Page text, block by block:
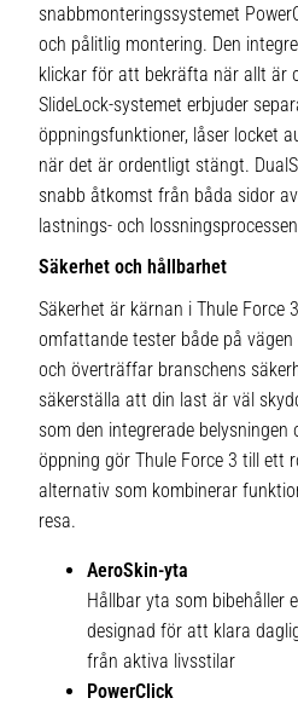
snabbmonteringssystemet
och pålitlig montering. Den
klickar för att bekräfta när allt är
SlideLock-systemet erbjuder
öppningsfunktioner, låser locket
när det är ordentligt stängt.
snabb åtkomst från båda sidor
lastnings- och
Säkerhet och hållbarhet
Säkerhet är kärnan i Thule Force
omfattande tester både på vägen
och överträffar branschens
säkerställa att din last är väl
som den integrerade
öppning gör Thule Force 3 till ett
alternativ som kombinerar
resa.
AeroSkin-yta
Hållbar yta som bibehåller
designad för att klara
från aktiva livsstilar
PowerClick